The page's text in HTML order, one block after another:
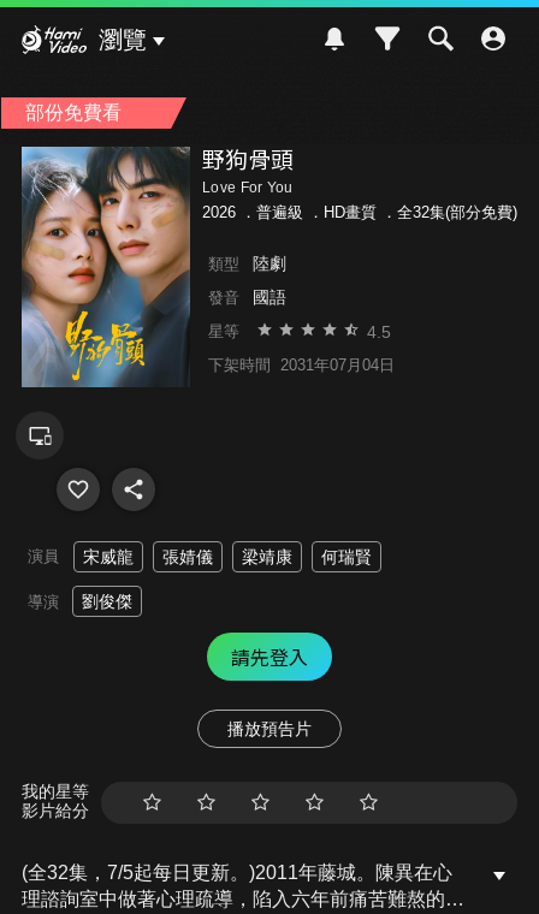
瀏覽
部份免費看
野狗骨頭
Love For You
2026 ． 普遍級 ．HD畫質 ．全32集(部分免費)
類型 陸劇
發音 國語
星等 4.5
下架時間 2031年07月04日
演員 宋威龍 張婧儀 梁靖康 何瑞賢
導演 劉俊傑
請先登入
播放預告片
我的星等
影片給分
(全32集，7/5起每日更新。)2011年藤城。陳異在心
理諮詢室中做著心理疏導，陷入六年前痛苦難熬的回